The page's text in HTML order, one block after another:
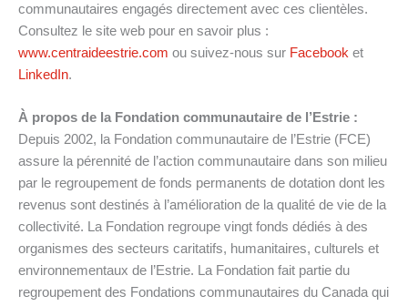
communautaires engagés directement avec ces clientèles.
Consultez le site web pour en savoir plus :
www.centraideestrie.com ou suivez-nous sur Facebook et
LinkedIn.
À propos de la Fondation communautaire de l’Estrie :
Depuis 2002, la Fondation communautaire de l’Estrie (FCE)
assure la pérennité de l’action communautaire dans son milieu
par le regroupement de fonds permanents de dotation dont les
revenus sont destinés à l’amélioration de la qualité de vie de la
collectivité. La Fondation regroupe vingt fonds dédiés à des
organismes des secteurs caritatifs, humanitaires, culturels et
environnementaux de l’Estrie. La Fondation fait partie du
regroupement des Fondations communautaires du Canada qui